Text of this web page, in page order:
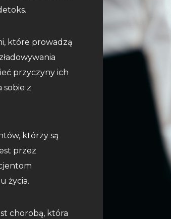
które prowadzą
przyczyny ich
sobie z
którzy są
przez
życia.
chorobą, która